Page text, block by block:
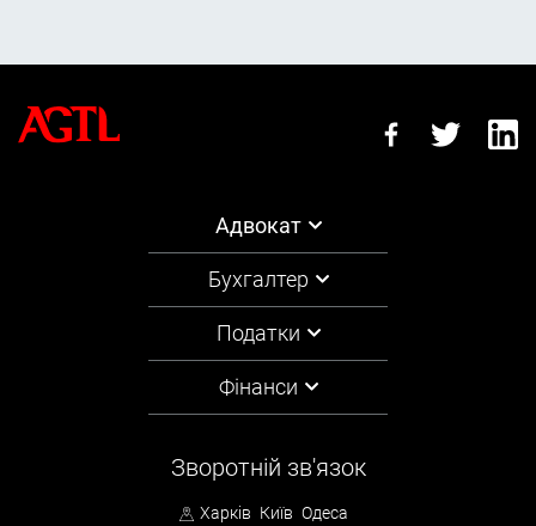
Спори, пов’язані зі збитками;
Спори, пов’язані з погашенням заборгованості;
Інші види спорів, де позивачами або відповідачами є фізичні
випадку конкретний цивільний спір за обопільною згодою
сторін подасть перед третьою стороною, яку кожен учасник
зобов’язані бути професійними адвокатами: будь-який
працездатний дорослий може виступати в якості такого.
Адвокат
Бухгалтер
Податки
Фінанси
Зворотній зв'язок
Харків Київ Одеса